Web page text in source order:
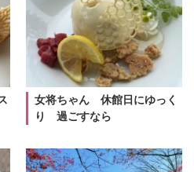
女将ちゃん 休館日にゆっく
り 過ごすなら